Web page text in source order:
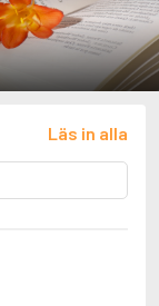
Läs in alla